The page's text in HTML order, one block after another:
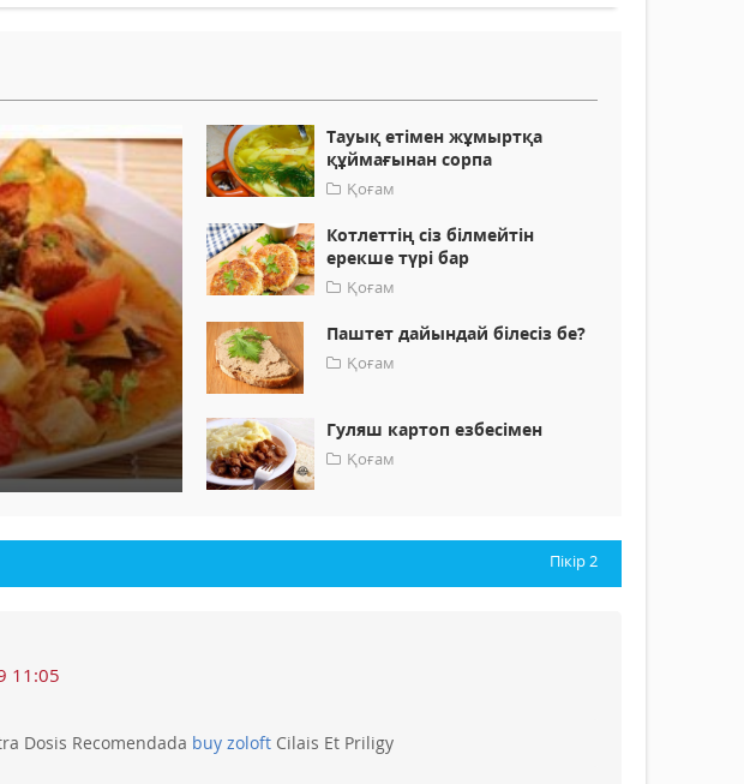
Тауық етімен жұмыртқа
құймағынан сорпа
Қоғам
Котлеттің сіз білмейтін
ерекше түрі бар
Қоғам
Паштет дайындай білесіз бе?
Қоғам
Гуляш картоп езбесімен
Қоғам
Пікір2
11:05
Dosis Recomendada buy zoloft Cilais Et Priligy